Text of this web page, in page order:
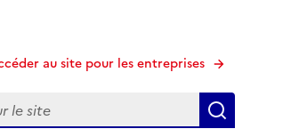
au site pour les entreprises